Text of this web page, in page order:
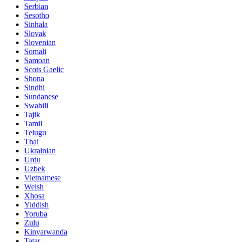
Serbian
Sesotho
Sinhala
Slovak
Slovenian
Somali
Samoan
Scots Gaelic
Shona
Sindhi
Sundanese
Swahili
Tajik
Tamil
Telugu
Thai
Ukrainian
Urdu
Uzbek
Vietnamese
Welsh
Xhosa
Yiddish
Yoruba
Zulu
Kinyarwanda